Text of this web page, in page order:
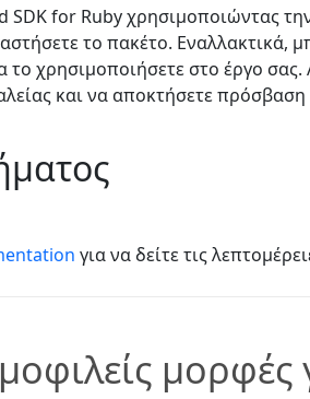
SDK for Ruby χρησιμοποιώντας
το πακέτο.
χρησιμοποιήσετε στο έργο σας.
και να αποκτήσετε πρόσβαση
για να δείτε τις